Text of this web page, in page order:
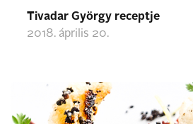
Tivadar György receptje
2018. április 20.